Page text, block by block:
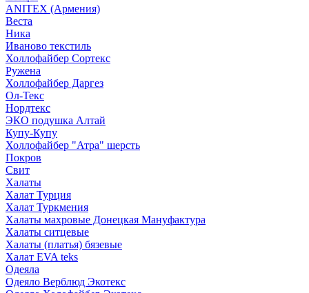
ANITEX (Армения)
Веста
Ника
Иваново текстиль
Холлофайбер Сортекс
Ружена
Холлофайбер Даргез
Ол-Текс
Нордтекс
ЭКО подушка Алтай
Купу-Купу
Холлофайбер "Атра" шерсть
Покров
Свит
Халаты
Халат Турция
Халат Туркмения
Халаты махровые Донецкая Мануфактура
Халаты ситцевые
Халаты (платья) бязевые
Халат EVA teks
Одеяла
Одеяло Верблюд Экотекс